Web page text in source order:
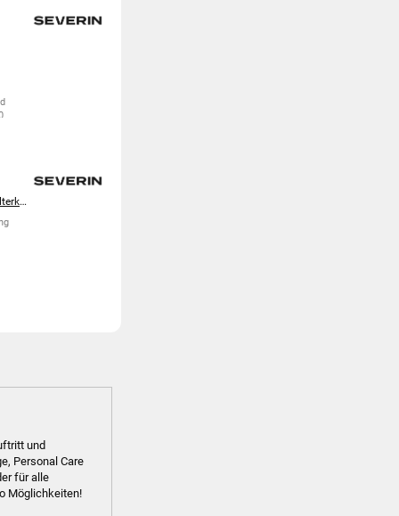
https://severin.com/de-de/ernaehrung-und-zubereitung/kaffee-fruehstueck/filterkaffeemaschinen-glas/ka-4830-s-taste-aromaone-kaffeemaschine-mit-mahlwerk-und-glaskanne/
und
Personal Care
für alle
Möglichkeiten!